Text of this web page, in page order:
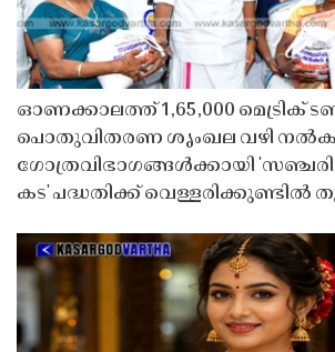
ഓണക്കാലത്ത് 1,65,000 മെട്രിക്
പൊതുവിതരണ ശൃംഖല വഴി
ഗോത്രവിഭാഗങ്ങൾക്കായി
കട' പദ്ധതിക്ക് വെള്ളരിക്കുണ്ടിൽ